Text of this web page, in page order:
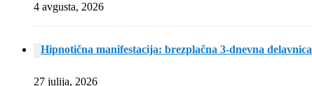
4 avgusta, 2026
Hipnotična manifestacija: brezplačna 3-dnevna delavnica
27 julija, 2026